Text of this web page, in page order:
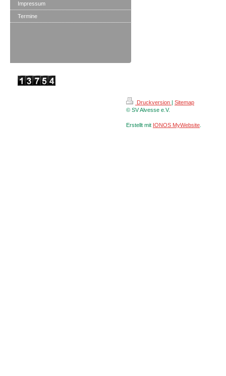
Impressum
Termine
Druckversion | Sitemap
© SV Alvesse e.V.
Erstellt mit IONOS MyWebsite